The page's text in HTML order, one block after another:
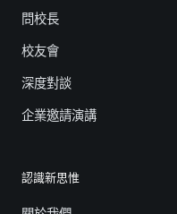
問校長
校友會
深度對談
企業邀請演講
認識新思惟